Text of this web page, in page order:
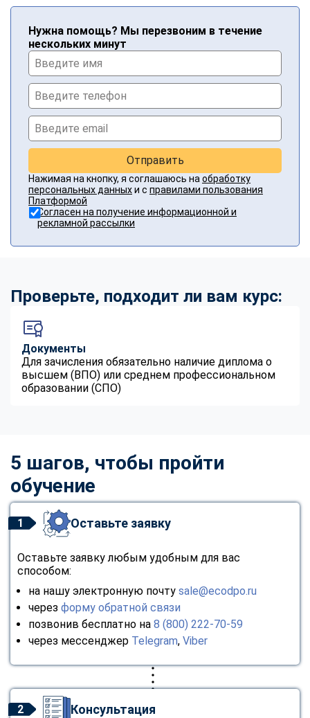
Нужна помощь? Мы перезвоним в течение
нескольких минут
Отправить
Нажимая на кнопку, я соглашаюсь на обработку
персональных данныхи с правилами пользования
Платформой
Согласен на получение информационной и
рекламной рассылки
Проверьте, подходит ли вам курс:
Документы
Для зачисления обязательно наличие диплома о
высшем (ВПО) или среднем профессиональном
образовании (СПО)
5 шагов, чтобы пройти
обучение
1 Оставьте заявку
Оставьте заявку любым удобным для вас
способом:
на нашу электронную почту sale@ecodpo.ru
через форму обратной связи
позвонив бесплатно на 8 (800) 222-70-59
через мессенджер Telegram, Viber
2 Консультация